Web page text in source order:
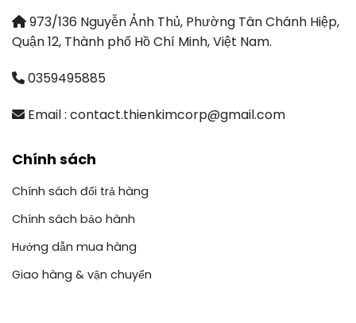
973/136 Nguyễn Ảnh Thủ, Phường Tân Chánh Hiệp,
Quận 12, Thành phố Hồ Chí Minh, Việt Nam.
0359495885
Email : contact.thienkimcorp@gmail.com
Chính sách
Chính sách đổi trả hàng
Chính sách bảo hành
Hướng dẫn mua hàng
Giao hàng & vận chuyển